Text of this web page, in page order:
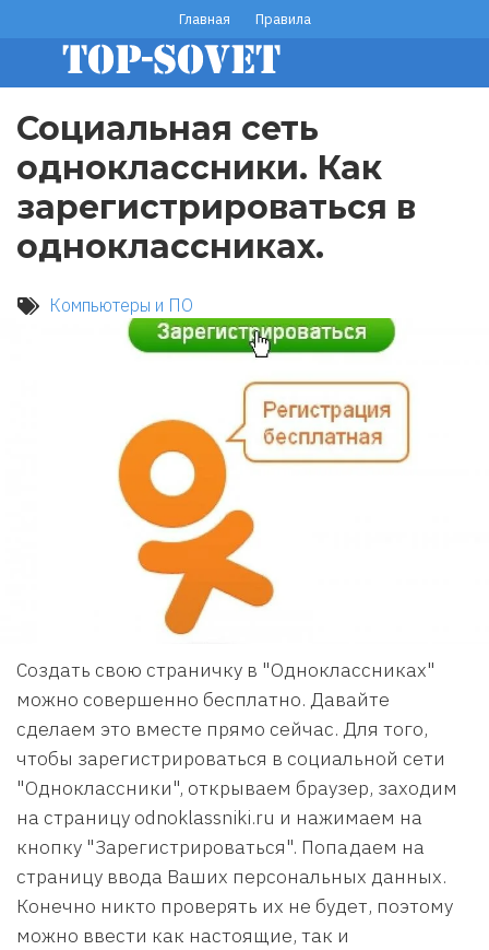
основному
содержанию
footer
menu
Главная Правила
Социальная сеть
одноклассники. Как
зарегистрироваться в
одноклассниках.
Компьютеры и ПО
Создать свою страничку в "Одноклассниках"
можно совершенно бесплатно. Давайте
сделаем это вместе прямо сейчас. Для того,
чтобы зарегистрироваться в социальной сети
"Одноклассники", открываем браузер, заходим
на страницу odnoklassniki.ru и нажимаем на
кнопку "Зарегистрироваться". Попадаем на
страницу ввода Ваших персональных данных.
Конечно никто проверять их не будет, поэтому
можно ввести как настоящие, так и